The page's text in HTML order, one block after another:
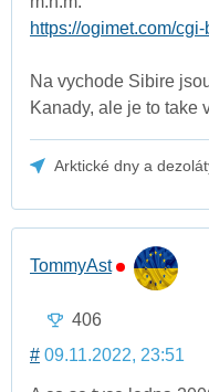
https://ogimet.com/
Na vychode Sibire
Kanady, ale je to take
Arktické dny a
TommyAst
406
# 09.11.2022, 23:51